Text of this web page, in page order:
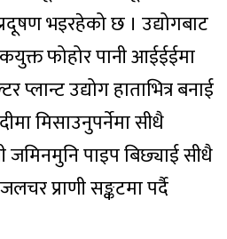
भइरहेको छ । उद्योगबाट
फोहोर पानी आईईईमा
उद्योग हाताभित्र बनाई
मिसाउनुपर्नेमा सीधै
जमिनमुनि पाइप बिछ्याई सीधै
प्राणी सङ्कटमा पर्दै